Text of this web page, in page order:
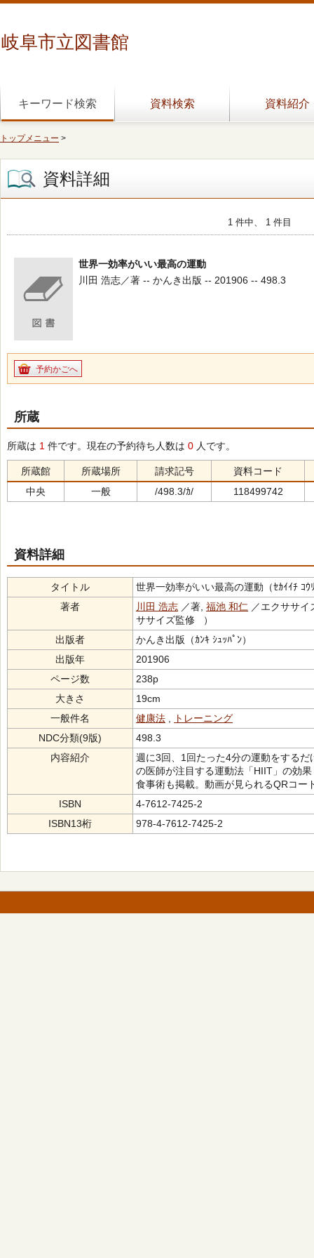
岐阜市立図書館
キーワード検索 資料検索 資料紹介
トップメニュー >
資料詳細
1 件中、 1 件目
世界一効率がいい最高の運動
川田 浩志／著 -- かんき出版 -- 201906 -- 498.3
予約かごへ
所蔵
所蔵は 1 件です。現在の予約待ち人数は 0 人です。
所蔵館 所蔵場所 請求記号
資料コード
中央
一般 /498.3/ｶ/ 118499742
資料詳細
タイトル
世界一効率がいい最高の運動（ｾｶｲｲﾁ ｺｳ
著者
川田 浩志 ／著, 福池 和仁 ／エクササ
ササイズ監修 ）
出版者
かんき出版（ｶﾝｷ ｼｭｯﾊﾟﾝ）
出版年
201906
ページ数
238p
大きさ
19cm
一般件名
健康法
トレーニング
NDC分類(9版)
498.3
内容紹介
週に3回、1回たった4分の運動をする
の医師が注目する運動法「HIIT」の効
食事術も掲載。動画が見られるQRコー
ISBN
4-7612-7425-2
ISBN13桁
978-4-7612-7425-2